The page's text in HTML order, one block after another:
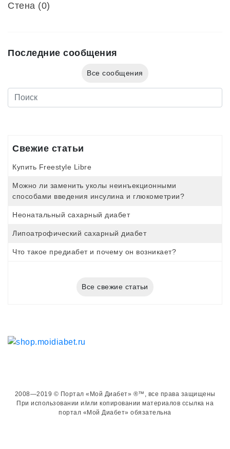
Стена (0)
Последние сообщения
Все сообщения
Свежие статьи
Купить Freestyle Libre
Можно ли заменить уколы неинъекционными
способами введения инсулина и глюкометрии?
Неонатальный сахарный диабет
Липоатрофический сахарный диабет
Что такое предиабет и почему он возникает?
Все свежие статьи
2008—2019 © Портал «Мой Диабет» ®™, все права защищены
При использовании и/или копировании материалов ссылка на
портал «Мой Диабет» обязательна